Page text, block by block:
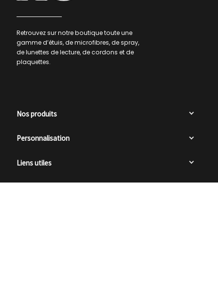
Retrouvez sur notre boutique toute une
gamme d’étuis, de microfibres, de spray,
de lunettes de lecture, de cordons et de
plaquettes.
Nos produits
Personnalisation
Liens utiles